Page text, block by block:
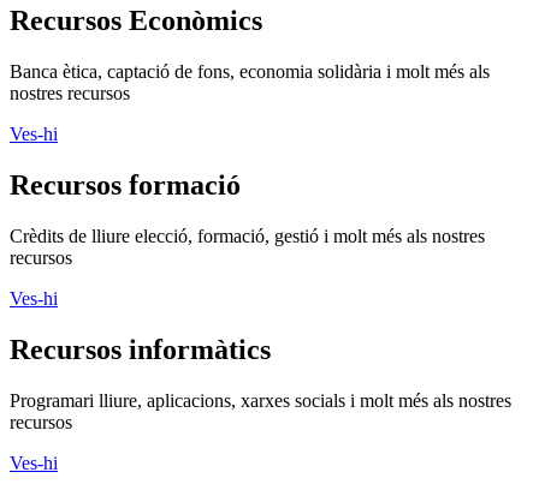
Recursos Econòmics
Banca ètica, captació de fons, economia solidària i molt més als
nostres recursos
Ves-hi
Recursos formació
Crèdits de lliure elecció, formació, gestió i molt més als nostres
recursos
Ves-hi
Recursos informàtics
Programari lliure, aplicacions, xarxes socials i molt més als nostres
recursos
Ves-hi